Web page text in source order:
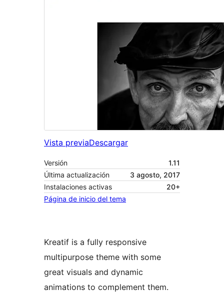
Vista previaDescargar
Versión
1.11
Última actualización
3 agosto, 2017
Instalaciones activas
20+
Página de inicio del tema
Kreatif is a fully responsive
multipurpose theme with some
great visuals and dynamic
animations to complement them.